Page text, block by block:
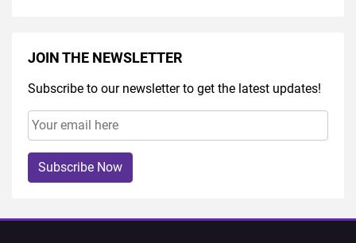
JOIN THE NEWSLETTER
Subscribe to our newsletter to get the latest updates!
Subscribe Now